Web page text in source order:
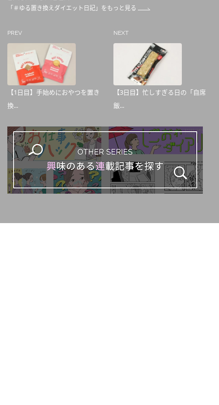
「＃ゆる置き換えダイエット日記」をもっと見る
PREV
【1日目】手始めにおやつを置き
換...
NEXT
【3日目】忙しすぎる日の「自席
飯...